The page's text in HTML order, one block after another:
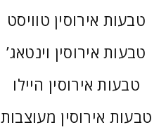
טבעות אירוסין טוויסט
טבעות אירוסין וינטאג’
טבעות אירוסין היילו
טבעות אירוסין מעוצבות